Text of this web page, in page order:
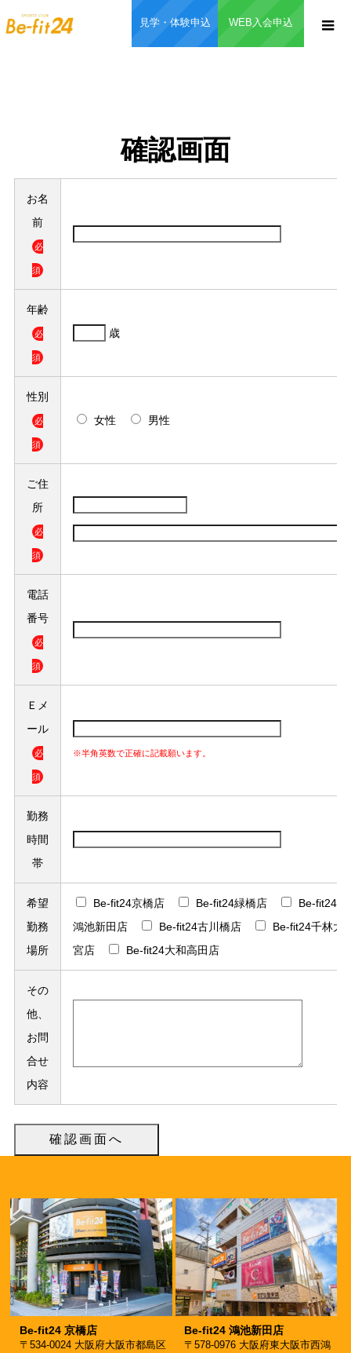
見学・体験申込 WEB入会申込
確認画面
お名
前
必
須
年齢
必
須
歳
性別
必
須
女性 男性
ご住
所
必
須
電話
番号
必
須
Ｅメ
ール
必
須
※半角英数で正確に記載願います。
勤務
時間
帯
希望
勤務
場所
Be-fit24京橋店 Be-fit24緑橋店
Be-fit24
鴻池新田店
Be-fit24古川橋店
Be-fit24千林大
宮店
Be-fit24大和高田店
その
他、
お問
合せ
内容
Be-fit24 京橋店
〒534-0024 大阪府大阪市都島区
Be-fit24 鴻池新田店
〒578-0976 大阪府東大阪市西鴻